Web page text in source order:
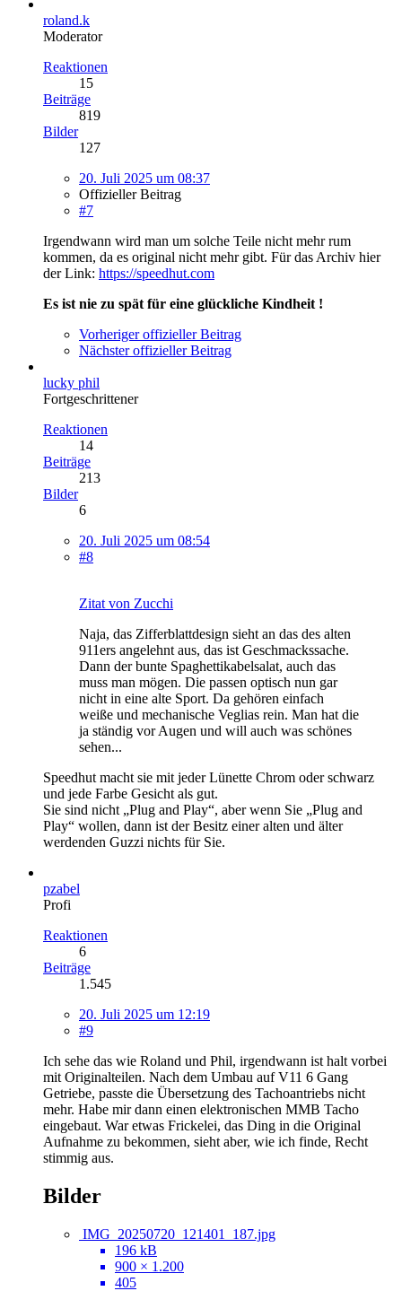
roland.k
Moderator
Reaktionen
15
Beiträge
819
Bilder
127
20. Juli 2025 um 08:37
Offizieller Beitrag
#7
Irgendwann wird man um solche Teile nicht mehr rum
kommen, da es original nicht mehr gibt. Für das Archiv hier
der Link: https://speedhut.com
Es ist nie zu spät für eine glückliche Kindheit !
Vorheriger offizieller Beitrag
Nächster offizieller Beitrag
lucky phil
Fortgeschrittener
Reaktionen
14
Beiträge
213
Bilder
6
20. Juli 2025 um 08:54
#8
Zitat von Zucchi
Naja, das Zifferblattdesign sieht an das des alten
911ers angelehnt aus, das ist Geschmackssache.
Dann der bunte Spaghettikabelsalat, auch das
muss man mögen. Die passen optisch nun gar
nicht in eine alte Sport. Da gehören einfach
weiße und mechanische Veglias rein. Man hat die
ja ständig vor Augen und will auch was schönes
sehen...
Speedhut macht sie mit jeder Lünette Chrom oder schwarz
und jede Farbe Gesicht als gut.
Sie sind nicht „Plug and Play“, aber wenn Sie „Plug and
Play“ wollen, dann ist der Besitz einer alten und älter
werdenden Guzzi nichts für Sie.
pzabel
Profi
Reaktionen
6
Beiträge
1.545
20. Juli 2025 um 12:19
#9
Ich sehe das wie Roland und Phil, irgendwann ist halt vorbei
mit Originalteilen. Nach dem Umbau auf V11 6 Gang
Getriebe, passte die Übersetzung des Tachoantriebs nicht
mehr. Habe mir dann einen elektronischen MMB Tacho
eingebaut. War etwas Frickelei, das Ding in die Original
Aufnahme zu bekommen, sieht aber, wie ich finde, Recht
stimmig aus.
Bilder
IMG_20250720_121401_187.jpg
196 kB
900 × 1.200
405